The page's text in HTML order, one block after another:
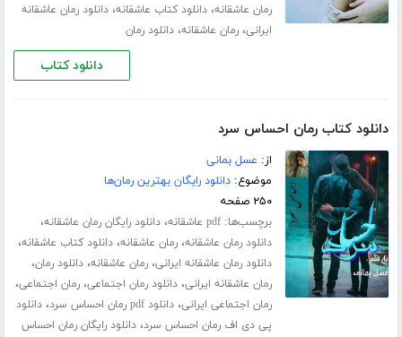
رمان عاشقانه،دانلود کتاب عاشقانه،دانلود رمان عاشقانه
ایرانی،رمان عاشقانه،دانلود رمان
دانلود کتاب
دانلود کتاب رمان احساس سرد
از: عسل بمانی
موضوع:دانلود رایگان بهترین رمان‌ها
۲۵۰ صفحه
برچسب‌ها:pdf عاشقانه ،دانلود رایگان رمان عاشقانه،
دانلود رمان عاشقانه،رمان عاشقانه،دانلود کتاب عاشقانه،
دانلود رمان عاشقانه ایرانی،رمان عاشقانه،دانلود رمان،
رمان عاشقانه ایرانی،دانلود رمان اجتماعی،رمان اجتماعی،
رمان اجتماعی ایرانی،دانلود pdf رمان احساس سرد ،دانلود
پی دی اف رمان احساس سرد،دانلود رایگان رمان احساس